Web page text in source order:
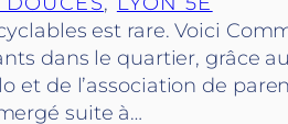
est rare. Voici
dans le quartier, grâce
et de l’association de
suite à…